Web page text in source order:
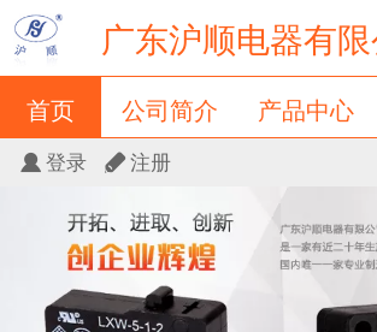
广东沪顺电器有限
首页 公司简介 产品中心
新闻动态 留言板
登录 注册